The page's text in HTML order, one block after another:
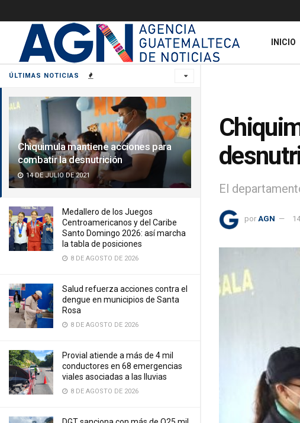
ÚLTIMAS NOTICIAS
Chiquimula mantiene acciones para
combatir la desnutrición
14 DE JULIO DE 2021
Medallero de los Juegos
Centroamericanos y del Caribe
Santo Domingo 2026: así marcha
la tabla de posiciones
8 DE AGOSTO DE 2026
Salud refuerza acciones contra el
dengue en municipios de Santa
Rosa
8 DE AGOSTO DE 2026
Provial atiende a más de 4 mil
conductores en 68 emergencias
viales asociadas a las lluvias
8 DE AGOSTO DE 2026
INICIO
El
por AGN